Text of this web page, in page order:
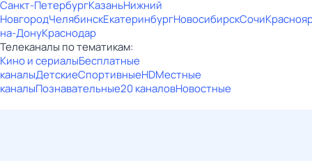
Санкт-ПетербургКазаньНижний
НовгородЧелябинскЕкатеринбургНовосибирскСочи
на-ДонуКраснодар
Телеканалы по тематикам:
Кино и сериалыБесплатные
каналыДетскиеСпортивныеHDМестные
каналыПознавательные20 каналовНовостные